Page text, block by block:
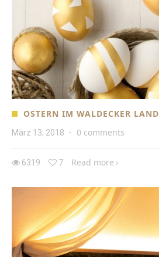
OSTERN IM WALDECKER LAND
März 13, 2018 · 0 comments
6319 7 Read more